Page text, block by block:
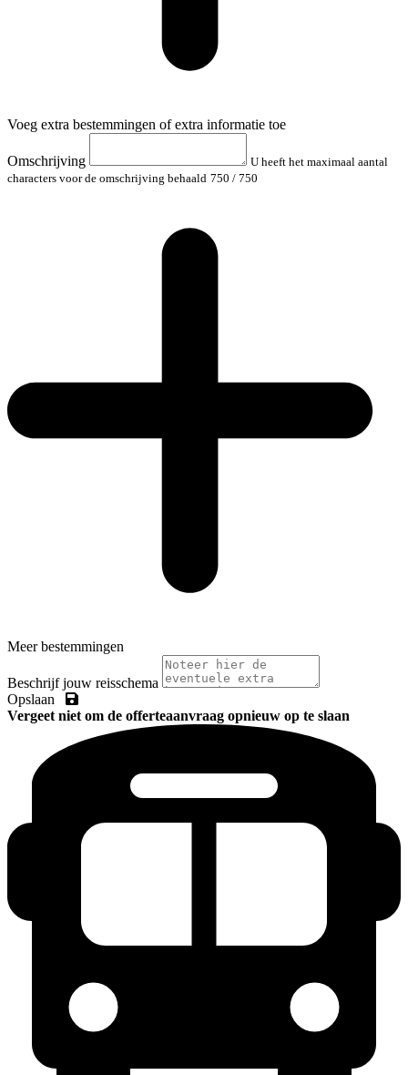
Voeg extra bestemmingen of extra informatie toe
Omschrijving
U heeft het maximaal aantal
characters voor de omschrijving behaald 750 / 750
Meer bestemmingen
Beschrijf jouw reisschema
Opslaan
Vergeet niet om de offerteaanvraag opnieuw op te slaan